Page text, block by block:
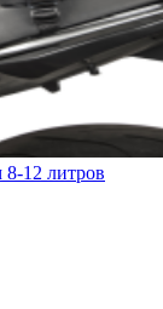
12 литров